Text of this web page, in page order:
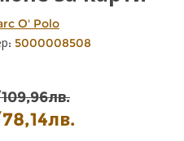
O' Polo
5000008508